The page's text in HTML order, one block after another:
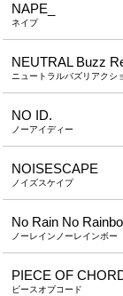
NAPE_
ネイプ
NEUTRAL Buzz
ニュートラルバズリアクシ
NO ID.
ノーアイディー
NOISESCAPE
ノイズスケイプ
No Rain No
ノーレインノーレインボー
PIECE OF
ピースオブコード